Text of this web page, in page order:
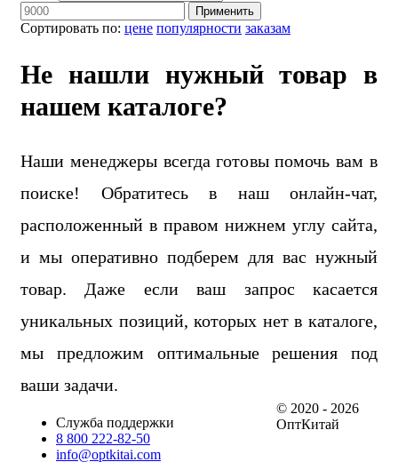
Сортировать по: цене популярности заказам
Применить
Не нашли нужный товар в
нашем каталоге?
Наши менеджеры всегда готовы помочь вам в
поиске! Обратитесь в наш онлайн-чат,
расположенный в правом нижнем углу сайта,
и мы оперативно подберем для вас нужный
товар. Даже если ваш запрос касается
уникальных позиций, которых нет в каталоге,
мы предложим оптимальные решения под
ваши задачи.
Служба поддержки
8 800 222-82-50
info@optkitai.com
© 2020 - 2026
ОптКитай